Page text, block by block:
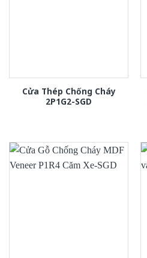
Cửa Thép Chống Cháy
2P1G2-SGD